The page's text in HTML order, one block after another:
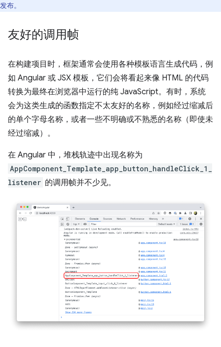
发布。
友好的调用帧
在构建项目时，框架通常会使用各种模板语言生成代码，例
如 Angular 或 JSX 模板，它们会将看起来像 HTML 的代码
转换为最终在浏览器中运行的纯 JavaScript。有时，系统
会为这类生成的函数指定不太友好的名称，例如经过缩减后
的单个字母名称，或者一些不明确或不熟悉的名称（即使未
经过缩减）。
在 Angular 中，堆栈轨迹中出现名称为
AppComponent_Template_app_button_handleClick_1_
listener 的调用帧并不少见。